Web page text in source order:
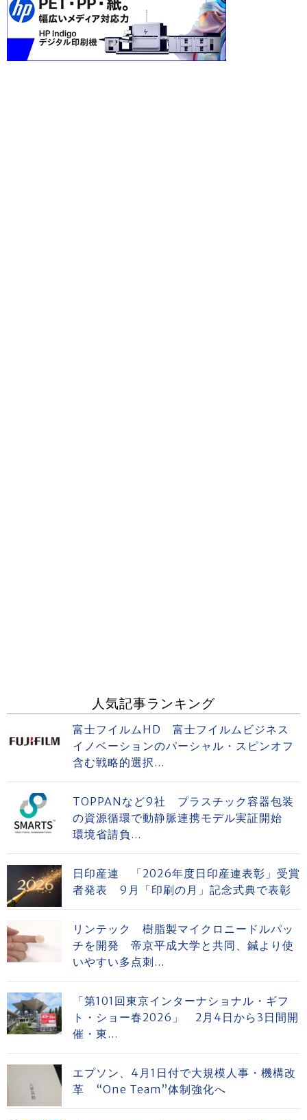
人気記事ランキング
富士フイルムHD 富士フイルムビジネス
イノベーションのパーシャル・スピンオフ
含む戦略的選択...
TOPPANなど9社 プラスチック容器包装
の資源循環で動静脈連携モデル実証開始
環境省請負...
日印産連 「2026年度日印産連表彰」受賞
者発表 9月「印刷の月」記念式典で表彰
リンテック 樹脂製マイクロニードルパッ
チを開発 帝京平成大学と共同、鍼より使
いやすい多点刺...
「第101回東京インターナショナル・ギフ
ト・ショー春2026」 2月4日から3日間開
催・東...
エプソン、4月1日付で大規模人事・機構改
革 “One Team”体制強化へ